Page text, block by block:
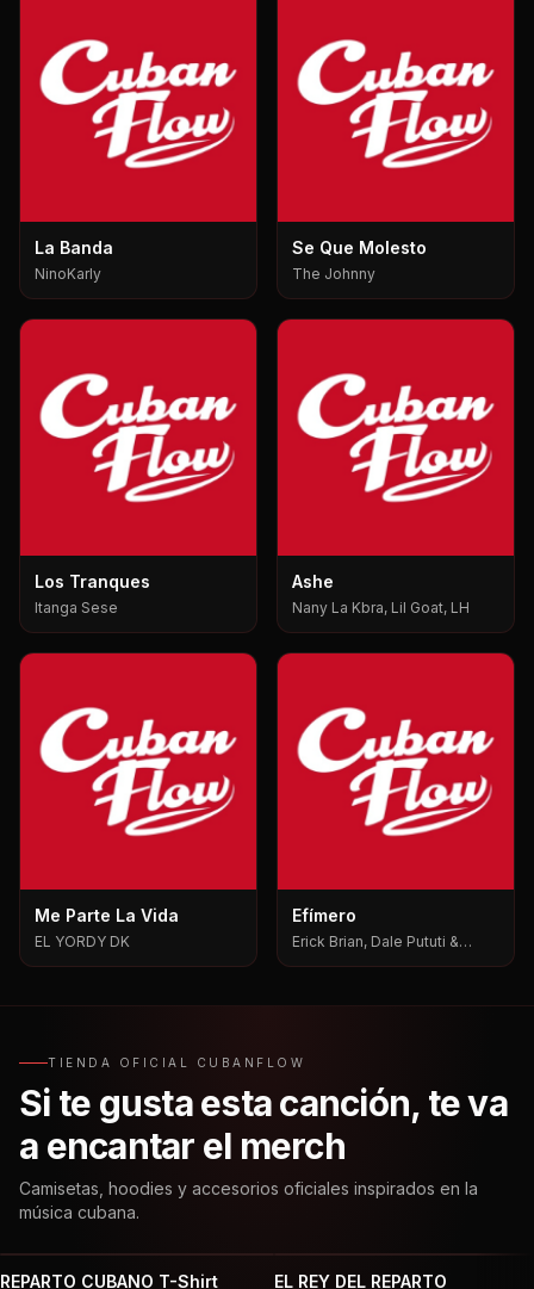
La Banda
NinoKarly
Se Que Molesto
The Johnny
Los Tranques
Itanga Sese
Ashe
Nany La Kbra, Lil Goat, LH
Me Parte La Vida
EL YORDY DK
Efímero
Erick Brian, Dale Pututi &
TIENDA OFICIAL CUBANFLOW
Si te gusta esta canción, te va
a encantar el merch
Camisetas, hoodies y accesorios oficiales inspirados en la
música cubana.
REPARTO CUBANO T-Shirt
EL REY DEL REPARTO